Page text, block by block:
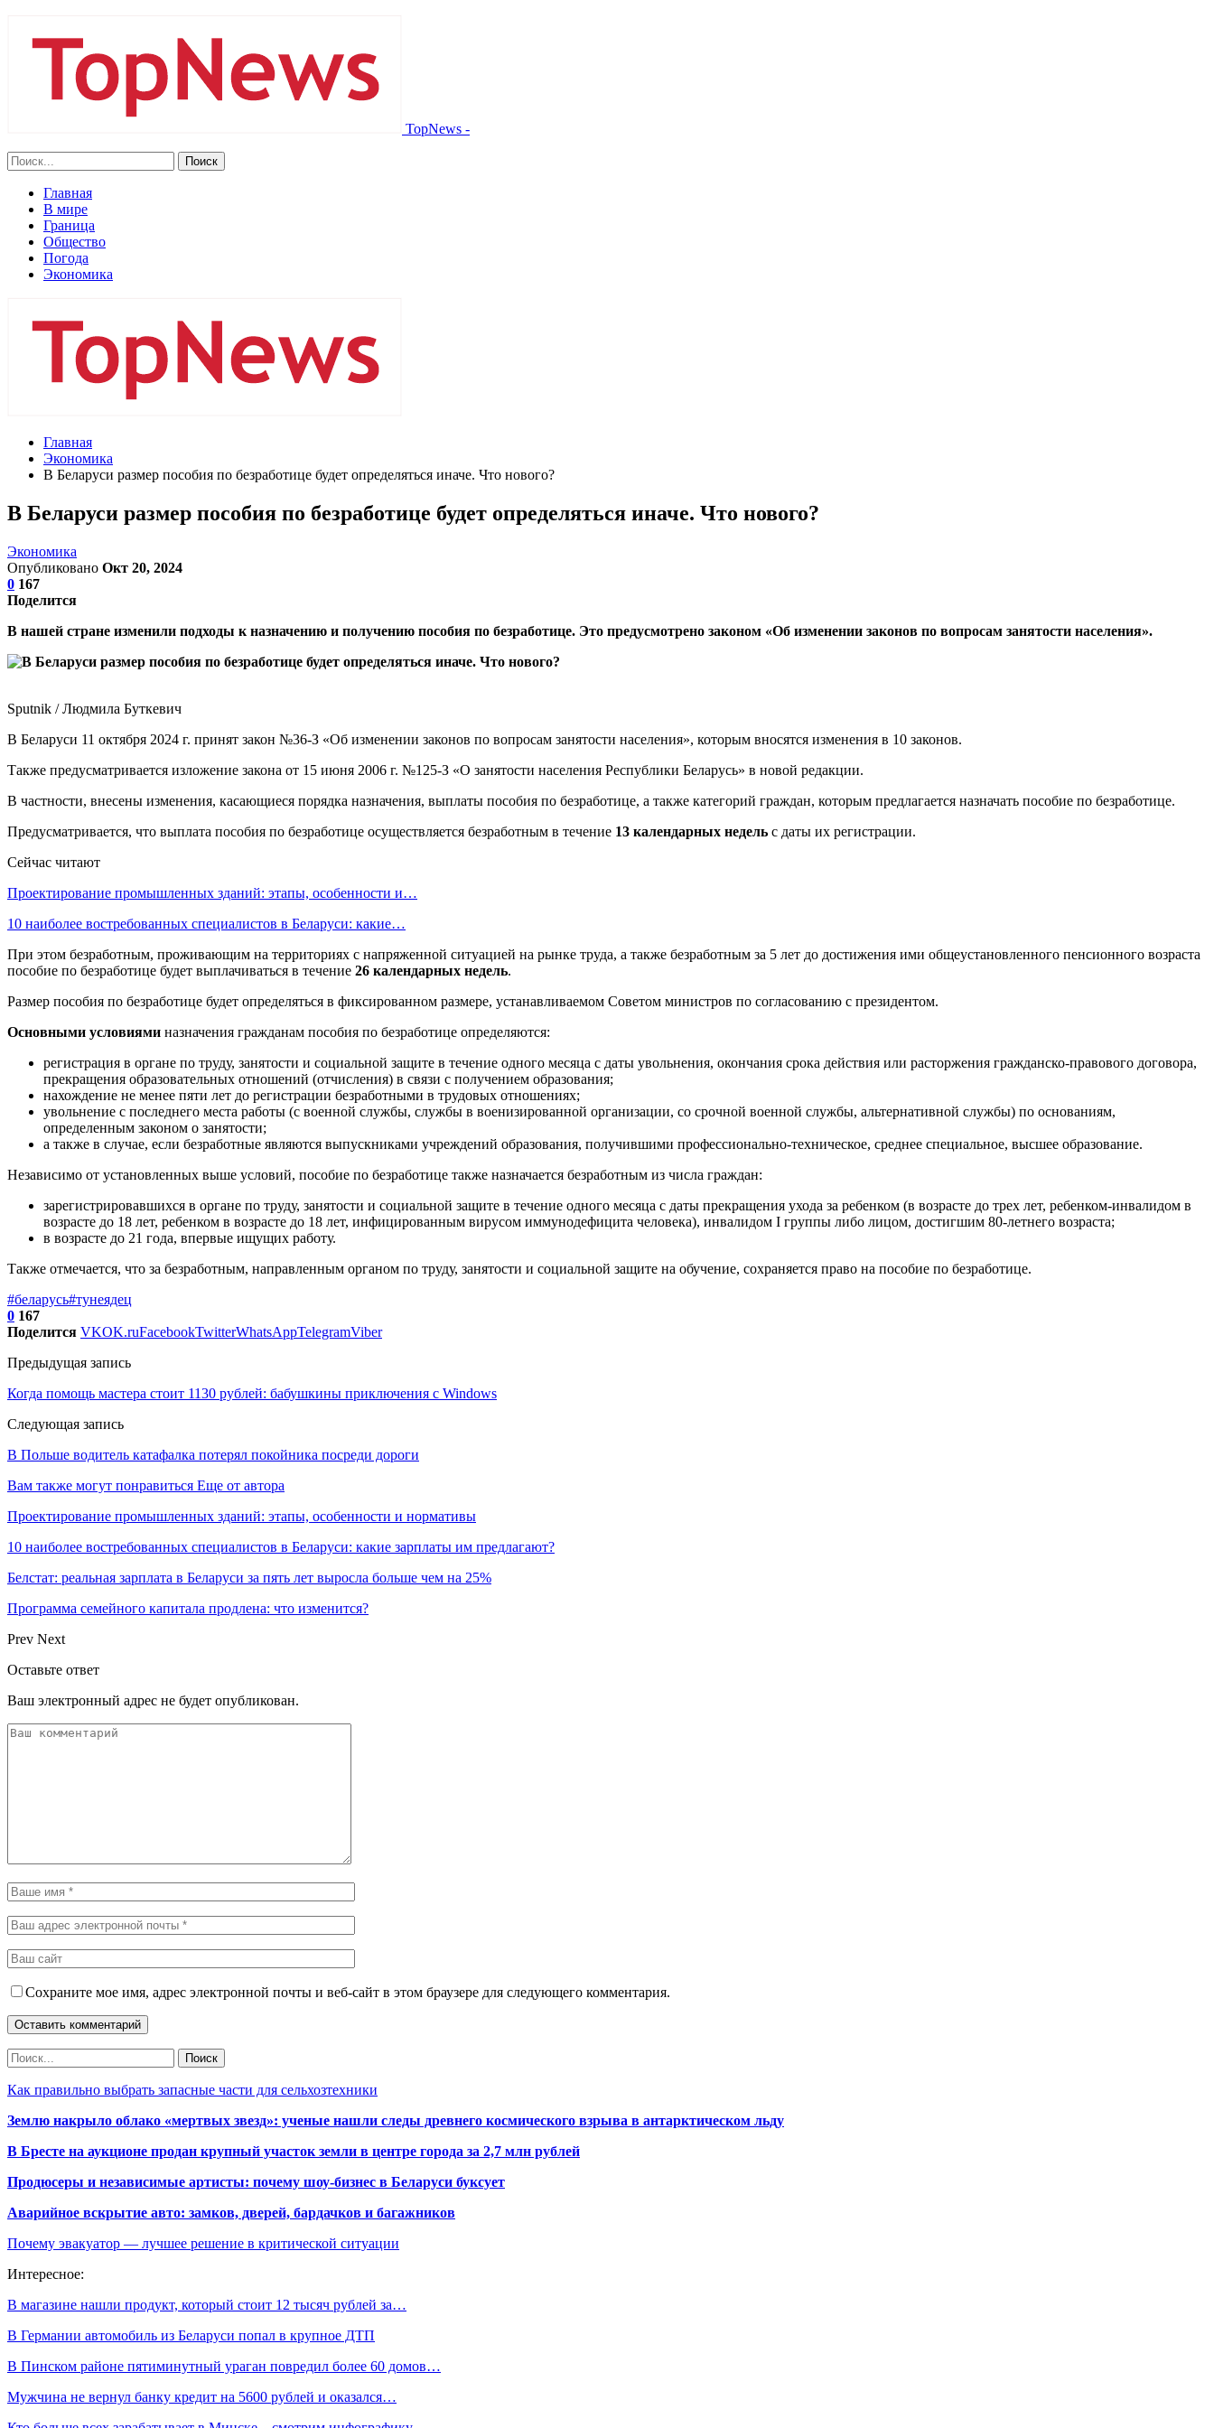
TopNews -
Главная
В мире
Граница
Общество
Погода
Экономика
Главная
Экономика
В Беларуси размер пособия по безработице будет определяться иначе. Что нового?
В Беларуси размер пособия по безработице будет определяться иначе. Что нового?
Экономика
Опубликовано Окт 20, 2024
0 167
Поделится
В нашей стране изменили подходы к назначению и получению пособия по безработице. Это предусмотрено законом «Об изменении законов по вопросам занятости населения».
Sputnik / Людмила Буткевич
В Беларуси 11 октября 2024 г. принят закон №36-З «Об изменении законов по вопросам занятости населения», которым вносятся изменения в 10 законов.
Также предусматривается изложение закона от 15 июня 2006 г. №125-З «О занятости населения Республики Беларусь» в новой редакции.
В частности, внесены изменения, касающиеся порядка назначения, выплаты пособия по безработице, а также категорий граждан, которым предлагается назначать пособие по безработице.
Предусматривается, что выплата пособия по безработице осуществляется безработным в течение 13 календарных недель с даты их регистрации.
Сейчас читают
Проектирование промышленных зданий: этапы, особенности и…
10 наиболее востребованных специалистов в Беларуси: какие…
При этом безработным, проживающим на территориях с напряженной ситуацией на рынке труда, а также безработным за 5 лет до достижения ими общеустановленного пенсионного возраста
пособие по безработице будет выплачиваться в течение 26 календарных недель.
Размер пособия по безработице будет определяться в фиксированном размере, устанавливаемом Советом министров по согласованию с президентом.
Основными условиями назначения гражданам пособия по безработице определяются:
регистрация в органе по труду, занятости и социальной защите в течение одного месяца с даты увольнения, окончания срока действия или расторжения гражданско-правового договора,
прекращения образовательных отношений (отчисления) в связи с получением образования;
нахождение не менее пяти лет до регистрации безработными в трудовых отношениях;
увольнение с последнего места работы (с военной службы, службы в военизированной организации, со срочной военной службы, альтернативной службы) по основаниям,
определенным законом о занятости;
а также в случае, если безработные являются выпускниками учреждений образования, получившими профессионально-техническое, среднее специальное, высшее образование.
Независимо от установленных выше условий, пособие по безработице также назначается безработным из числа граждан:
зарегистрировавшихся в органе по труду, занятости и социальной защите в течение одного месяца с даты прекращения ухода за ребенком (в возрасте до трех лет, ребенком-инвалидом в
возрасте до 18 лет, ребенком в возрасте до 18 лет, инфицированным вирусом иммунодефицита человека), инвалидом I группы либо лицом, достигшим 80-летнего возраста;
в возрасте до 21 года, впервые ищущих работу.
Также отмечается, что за безработным, направленным органом по труду, занятости и социальной защите на обучение, сохраняется право на пособие по безработице.
#беларусь#тунеядец
0 167
Поделится VKOK.ruFacebookTwitterWhatsAppTelegramViber
Предыдущая запись
Когда помощь мастера стоит 1130 рублей: бабушкины приключения с Windows
Следующая запись
В Польше водитель катафалка потерял покойника посреди дороги
Вам также могут понравиться Еще от автора
Проектирование промышленных зданий: этапы, особенности и нормативы
10 наиболее востребованных специалистов в Беларуси: какие зарплаты им предлагают?
Белстат: реальная зарплата в Беларуси за пять лет выросла больше чем на 25%
Программа семейного капитала продлена: что изменится?
Prev Next
Оставьте ответ
Ваш электронный адрес не будет опубликован.
Сохраните мое имя, адрес электронной почты и веб-сайт в этом браузере для следующего комментария.
Как правильно выбрать запасные части для сельхозтехники
Землю накрыло облако «мертвых звезд»: ученые нашли следы древнего космического взрыва в антарктическом льду
В Бресте на аукционе продан крупный участок земли в центре города за 2,7 млн рублей
Продюсеры и независимые артисты: почему шоу-бизнес в Беларуси буксует
Аварийное вскрытие авто: замков, дверей, бардачков и багажников
Почему эвакуатор — лучшее решение в критической ситуации
Интересное:
В магазине нашли продукт, который стоит 12 тысяч рублей за…
В Германии автомобиль из Беларуси попал в крупное ДТП
В Пинском районе пятиминутный ураган повредил более 60 домов…
Мужчина не вернул банку кредит на 5600 рублей и оказался…